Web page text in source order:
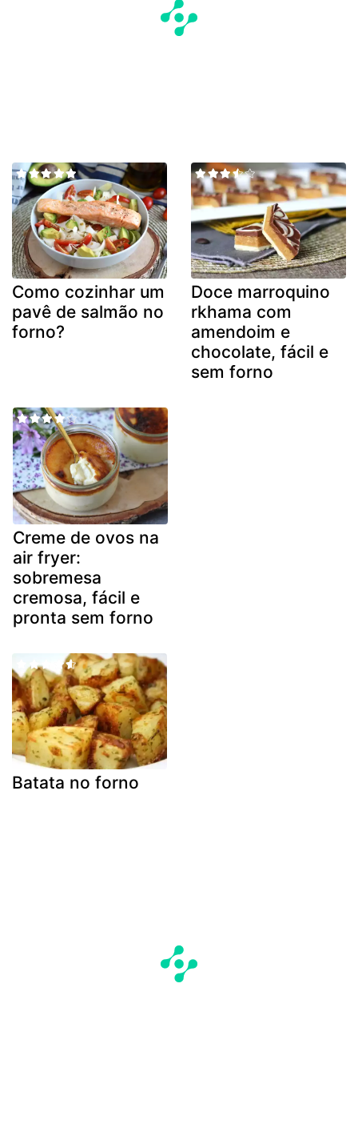
Como cozinhar um
pavê de salmão no
forno?
Doce marroquino
rkhama com
amendoim e
chocolate, fácil e
sem forno
Creme de ovos na
air fryer:
sobremesa
cremosa, fácil e
pronta sem forno
Batata no forno